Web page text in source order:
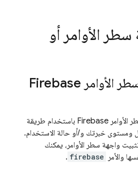
الأوامر أو
الأوامر Firebase
الأوامر Firebase باستخدام طريقة
ومستوى خبرتك و/أو حالة الاستخدام.
واجهة سطر الأوامر، يمكنك
والأمر
firebase
.